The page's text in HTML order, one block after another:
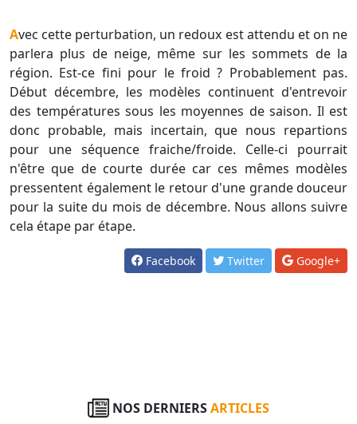
Avec cette perturbation, un redoux est attendu et on ne
parlera plus de neige, même sur les sommets de la
région. Est-ce fini pour le froid ? Probablement pas.
Début décembre, les modèles continuent d'entrevoir
des températures sous les moyennes de saison. Il est
donc probable, mais incertain, que nous repartions
pour une séquence fraiche/froide. Celle-ci pourrait
n'être que de courte durée car ces mêmes modèles
pressentent également le retour d'une grande douceur
pour la suite du mois de décembre. Nous allons suivre
cela étape par étape.
Facebook Twitter Google+
NOS DERNIERSARTICLES